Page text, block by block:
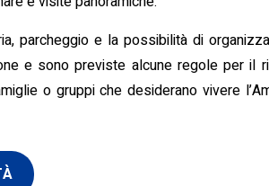
parcheggio e la possibilità di
e sono previste alcune regole per il
o gruppi che desiderano vivere